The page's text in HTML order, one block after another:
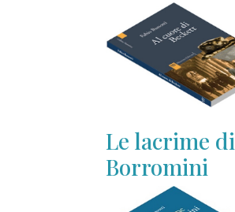
Le lacrime di
Borromini